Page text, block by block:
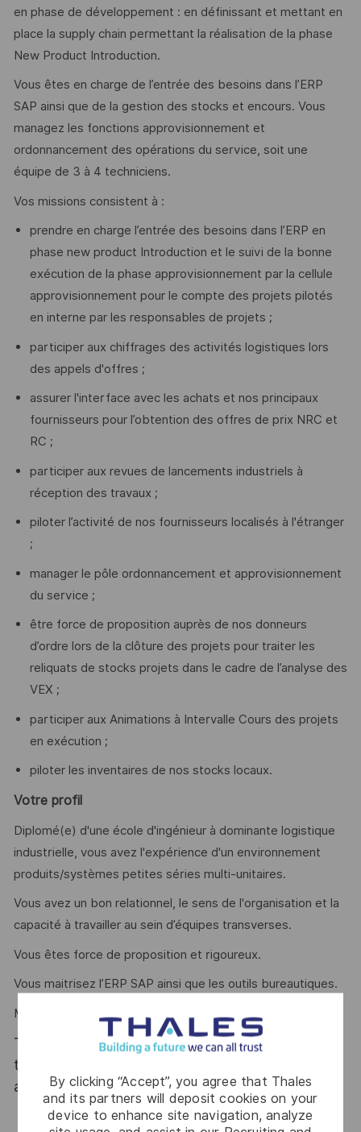
By clicking “Accept”, you agree that Thales
and its partners will deposit cookies on your
device to enhance site navigation, analyze
en phase de développement : en définissant et mettant en
place la supply chain permettant la réalisation de la phase
New Product Introduction.
Vous êtes en charge de l’entrée des besoins dans l’ERP
SAP ainsi que de la gestion des stocks et encours. Vous
managez les fonctions approvisionnement et
ordonnancement des opérations du service, soit une
équipe de 3 à 4 techniciens.
Vos missions consistent à :
prendre en charge l’entrée des besoins dans l’ERP en
phase new product Introduction et le suivi de la bonne
exécution de la phase approvisionnement par la cellule
approvisionnement pour le compte des projets pilotés
en interne par les responsables de projets ;
participer aux chiffrages des activités logistiques lors
des appels d'offres ;
assurer l'interface avec les achats et nos principaux
fournisseurs pour l’obtention des offres de prix NRC et
RC ;
participer aux revues de lancements industriels à
réception des travaux ;
piloter l’activité de nos fournisseurs localisés à l'étranger
;
manager le pôle ordonnancement et approvisionnement
du service ;
être force de proposition auprès de nos donneurs
d’ordre lors de la clôture des projets pour traiter les
reliquats de stocks projets dans le cadre de l’analyse des
VEX ;
participer aux Animations à Intervalle Cours des projets
en exécution ;
piloter les inventaires de nos stocks locaux.
Votre profil
Diplomé(e) d'une école d'ingénieur à dominante logistique
industrielle, vous avez l'expérience d'un environnement
produits/systèmes petites séries multi-unitaires.
Vous avez un bon relationnel, le sens de l'organisation et la
capacité à travailler au sein d’équipes transverses.
Vous êtes force de proposition et rigoureux.
Vous maitrisez l’ERP SAP ainsi que les outils bureautiques.
Maitrise de l’anglais requise (niveau B2 à minima, BE>3,5).
Thales, entreprise Handi-Engagée, reconnait
tous les talents. La diversité est notre meilleur
atout. Postulez et rejoignez nous !